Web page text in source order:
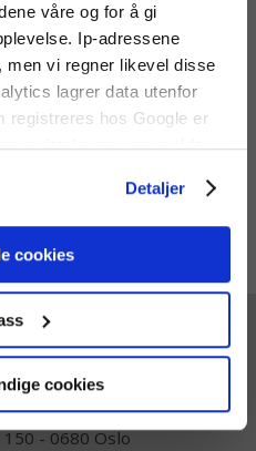
våre og for å gi
Ip-adressene
vi regner likevel disse
lagrer data utenfor
registreres hos Google er
som gjelder
Detaljer
cookies
cookies
Share
Facebook
Twitter
Pinterest
EmailPrint
- 0680 Oslo